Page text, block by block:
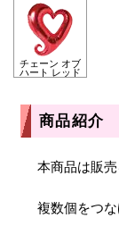
チェーン オブ
ハート レッド
商品紹介
本商品は販売
複数個をつ